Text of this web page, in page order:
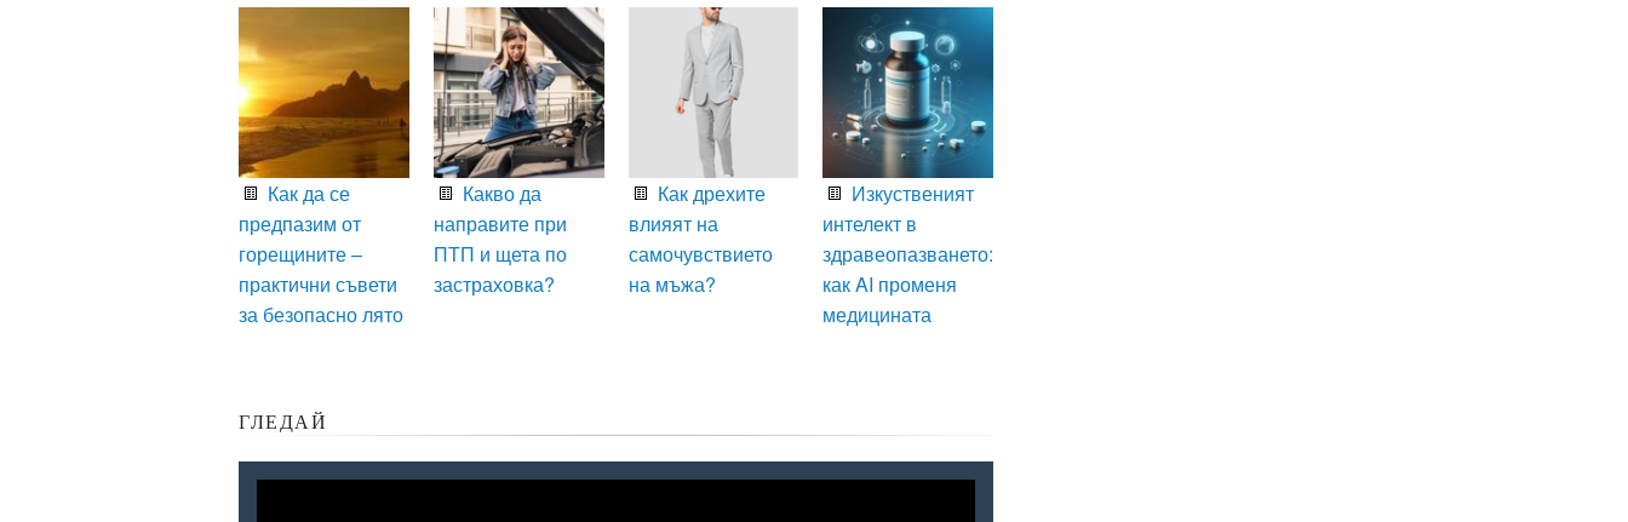
Как да се
предпазим от
горещините –
практични съвети
за безопасно лято
Какво да
направите при
ПТП и щета по
застраховка?
Как дрехите
влияят на
самочувствието
на мъжа?
Изкуственият
интелект в
здравеопазването:
как AI променя
медицината
ГЛЕДАЙ